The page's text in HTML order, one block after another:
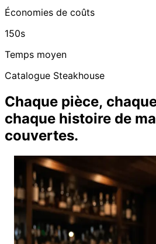
Économies de coûts
150s
Temps moyen
Catalogue Steakhouse
Chaque pièce,
chaque histoire de
couvertes.